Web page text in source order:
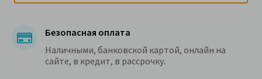
Безопасная оплата
Наличными, банковской картой, онлайн на
сайте, в кредит, в рассрочку.